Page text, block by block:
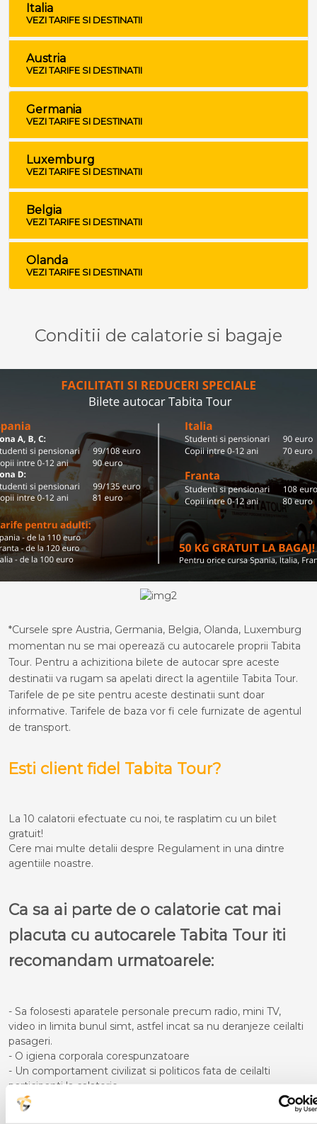
Italia
VEZI TARIFE SI DESTINATII
Austria
VEZI TARIFE SI DESTINATII
Germania
VEZI TARIFE SI DESTINATII
Luxemburg
VEZI TARIFE SI DESTINATII
Belgia
VEZI TARIFE SI DESTINATII
Olanda
VEZI TARIFE SI DESTINATII
Conditii de calatorie si bagaje
*Cursele spre Austria, Germania, Belgia, Olanda, Luxemburg
momentan nu se mai operează cu autocarele proprii Tabita
Tour. Pentru a achizitiona bilete de autocar spre aceste
destinatii va rugam sa apelati direct la agentiile Tabita Tour.
Tarifele de pe site pentru aceste destinatii sunt doar
informative. Tarifele de baza vor fi cele furnizate de agentul
de transport.
Esti client fidel Tabita Tour?
La 10 calatorii efectuate cu noi, te rasplatim cu un bilet
gratuit!
Cere mai multe detalii despre Regulament in una dintre
agentiile noastre.
Ca sa ai parte de o calatorie cat mai
placuta cu autocarele Tabita Tour iti
recomandam urmatoarele:
- Sa folosesti aparatele personale precum radio, mini TV,
video in limita bunul simt, astfel incat sa nu deranjeze ceilalti
pasageri.
- O igiena corporala corespunzatoare
- Un comportament civilizat si politicos fata de ceilalti
participanti la calatorie
- Pe timpul cursei sa nu te deplasezi in picioare in interiorul
autocarului atata timp cat acesta se afla in miscare